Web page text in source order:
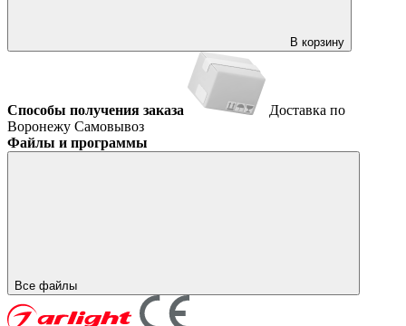
В корзину
Способы получения заказа
Доставка по
Воронежу Самовывоз
Файлы и программы
Все файлы